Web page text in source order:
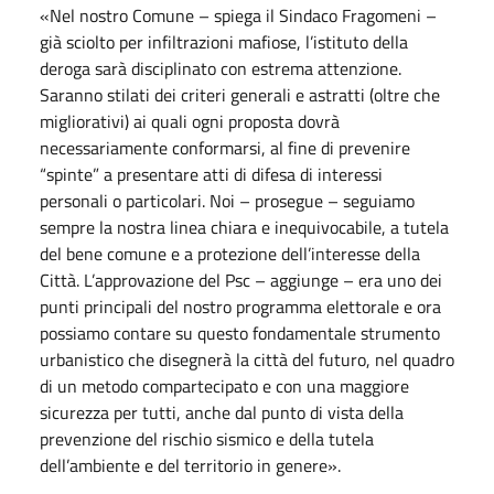
«Nel nostro Comune – spiega il Sindaco Fragomeni –
già sciolto per infiltrazioni mafiose, l’istituto della
deroga sarà disciplinato con estrema attenzione.
Saranno stilati dei criteri generali e astratti (oltre che
migliorativi) ai quali ogni proposta dovrà
necessariamente conformarsi, al fine di prevenire
“spinte” a presentare atti di difesa di interessi
personali o particolari. Noi – prosegue – seguiamo
sempre la nostra linea chiara e inequivocabile, a tutela
del bene comune e a protezione dell’interesse della
Città. L’approvazione del Psc – aggiunge – era uno dei
punti principali del nostro programma elettorale e ora
possiamo contare su questo fondamentale strumento
urbanistico che disegnerà la città del futuro, nel quadro
di un metodo compartecipato e con una maggiore
sicurezza per tutti, anche dal punto di vista della
prevenzione del rischio sismico e della tutela
dell’ambiente e del territorio in genere».